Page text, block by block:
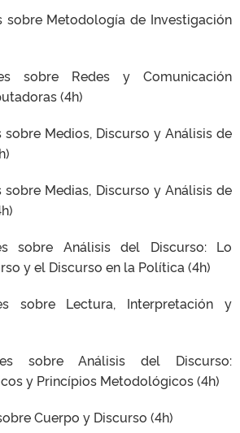
sobre Metodología de Investigación
sobre Redes y Comunicación
(4h)
sobre Medios, Discurso y Análisis de
sobre Medias, Discurso y Análisis de
sobre Análisis del Discurso: Lo
y el Discurso en la Política (4h)
sobre Lectura, Interpretación y
sobre Análisis del Discurso:
y Princípios Metodológicos (4h)
Cuerpo y Discurso (4h)